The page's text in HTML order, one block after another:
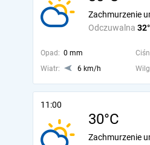
Odczuwalna
Zachmurzenie
Opad: 0 mm
Wiatr:
6 km/h
11:00
30°C
Zachmurzenie